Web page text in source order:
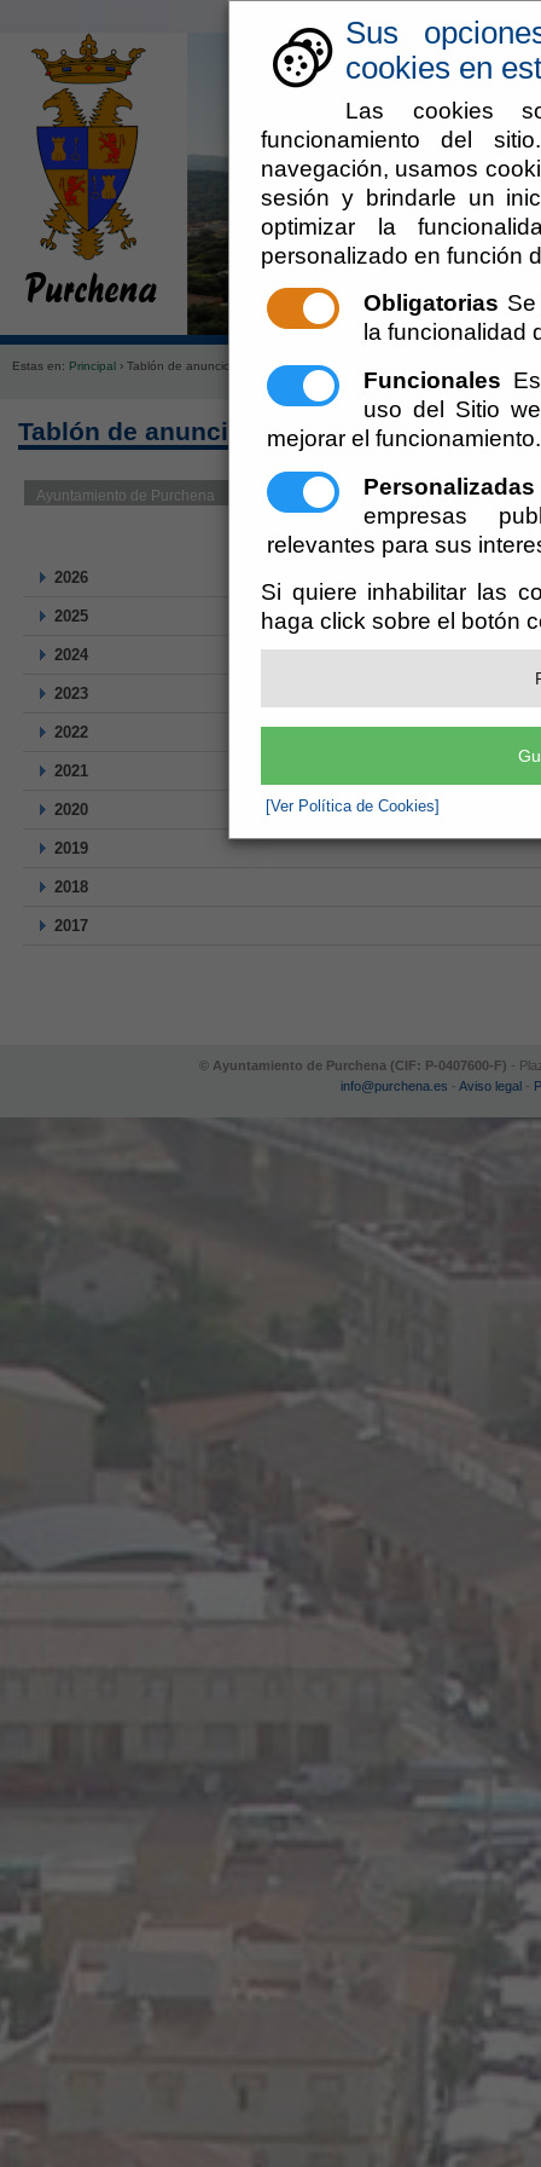
Sus
cookies en
Las cookies
funcionamiento del
navegación, usamos
sesión y brindarle un
optimizar la
personalizado en función
Obligatorias
la funcionalidad
Funcionales
uso del Sitio
mejorar el funcionamiento.
Personalizadas
empresas
relevantes para sus
Si quiere inhabilitar las
haga click sobre el botón
[Ver Política de Cookies]
Ayuntamiento
Estas en: Principal › Tablón de anuncios
Tablón de anuncios
2026
2025
2024
2023
2022
2021
2020
2019
2018
2017
© Ayuntamiento de Purchena (CIF: P-0407600-F) -
info@purchena.es - Aviso legal -